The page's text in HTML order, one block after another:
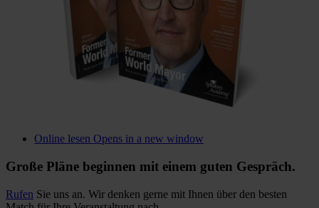
Online lesen Opens in a new window
Große Pläne beginnen mit einem guten Gespräch.
Rufen Sie uns an. Wir denken gerne mit Ihnen über den besten